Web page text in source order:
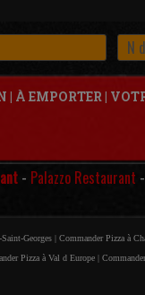
| À EMPORTER|
- Palazzo Restaurant
Georges | Commander Pizza à
Pizza à Val d Europe |